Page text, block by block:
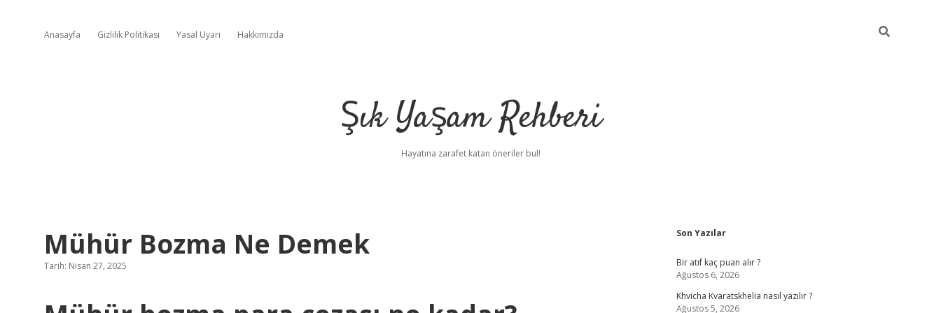
Anasayfa Gizlilik Politikası Yasal Uyarı Hakkımızda
Şık Yaşam Rehberi
Hayatına zarafet katan öneriler bul!
Mühür Bozma Ne Demek
Tarih: Nisan 27, 2025
Sidebar
Son Yazılar
Bir atıf kaç puan alır ?
Ağustos 6, 2026
Khvicha Kvaratskhelia nasıl yazılır ?
Ağustos 5, 2026